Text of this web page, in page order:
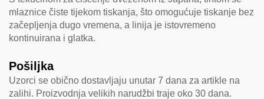
mlaznice čiste tijekom tiskanja, što omogućuje tiskanje bez
začepljenja dugo vremena, a linija je istovremeno
kontinuirana i glatka.
Pošiljka
Uzorci se obično dostavljaju unutar 7 dana za artikle na
zalihi. Proizvodnja velikih narudžbi traje oko 30 dana.